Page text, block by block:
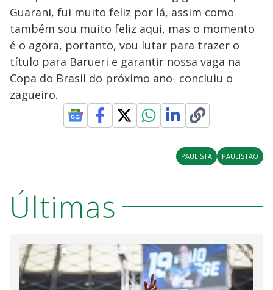
Guarani, fui muito feliz por lá, assim como
também sou muito feliz aqui, mas o momento
é o agora, portanto, vou lutar para trazer o
título para Barueri e garantir nossa vaga na
Copa do Brasil do próximo ano- concluiu o
zagueiro.
PAULISTA PAULISTÃO
Últimas